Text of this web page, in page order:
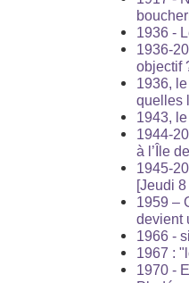
1936 -
1936-
objectif
1936,
quelles
1943,
1944-
à l’Île
1945-
[Jeudi
1959 –
devient
1966 -
1967 :
1970 -